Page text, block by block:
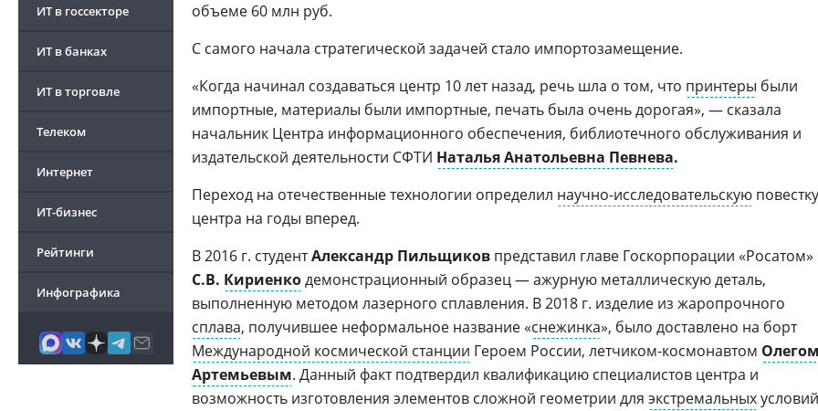
ИТ в госсекторе
ИТ в банках
ИТ в торговле
Телеком
Интернет
ИТ-бизнес
Рейтинги
Инфографика
объеме 60 млн руб.
С самого начала стратегической задачей стало импортозамещение.
«Когда начинал создаваться центр 10 лет назад, речь шла о том, что принтеры были
импортные, материалы были импортные, печать была очень дорогая», — сказала
начальник Центра информационного обеспечения, библиотечного обслуживания и
издательской деятельности СФТИ Наталья Анатольевна Певнева.
Переход на отечественные технологии определил научно-исследовательскую повестку
центра на годы вперед.
В 2016 г. студентАлександр Пильщиков представил главе Госкорпорации «Росатом»
С.В. Кириенкодемонстрационный образец — ажурную металлическую деталь,
выполненную методом лазерного сплавления. В 2018 г. изделие из жаропрочного
сплава, получившее неформальное название «снежинка», было доставлено на борт
Международной космической станции Героем России, летчиком-космонавтом
Артемьевым. Данный факт подтвердил квалификацию специалистов центра и
возможность изготовления элементов сложной геометрии для экстремальныхусловий